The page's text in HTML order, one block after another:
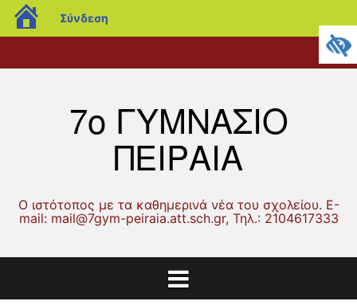
blogs.sch.gr
Σύνδεση
Σχολείου
καικαιθέματα
Εργασίες
7ο ΓΥΜΝΑΣΙΟ
ΠΕΙΡΑΙΑ
Ο ιστότοπος με τα καθημερινά νέα του σχολείου. Ε-
mail: mail@7gym-peiraia.att.sch.gr, Τηλ.: 2104617333